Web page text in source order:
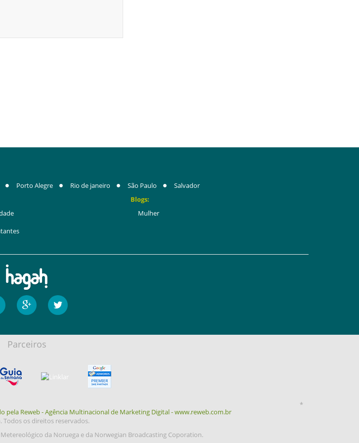
Porto Alegre Rio de janeiro São Paulo
Salvador
Blogs:
Mulher
Parceiros
pela Reweb - Agência Multinacional de Marketing Digital - www.reweb.com.br
Todos os direitos reservados.
*
da Noruega e da Norwegian Broadcasting Coporation.